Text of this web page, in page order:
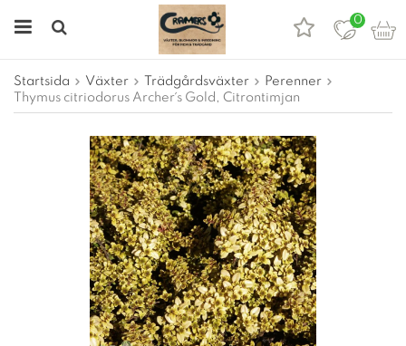
0
Startsida Växter Trädgårdsväxter
Perenner
Thymus citriodorus Archer´s Gold, Citrontimjan